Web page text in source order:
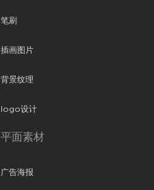
笔刷
插画图片
背景纹理
logo设计
平面素材
广告海报